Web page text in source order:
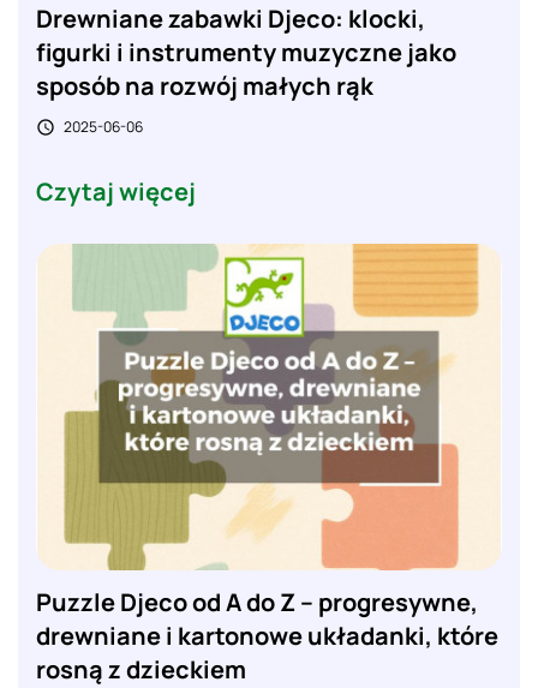
Drewniane zabawki Djeco: klocki,
figurki i instrumenty muzyczne jako
sposób na rozwój małych rąk
 2025-06-06
Czytaj więcej
Puzzle Djeco od A do Z – progresywne,
drewniane i kartonowe układanki, które
rosną z dzieckiem